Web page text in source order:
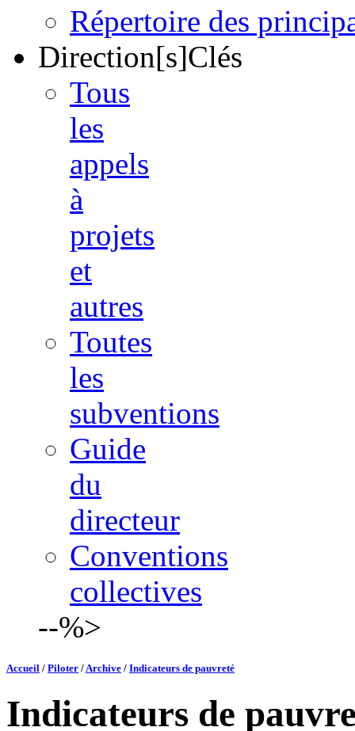
Répertoire des
Direction[s]Clés
Tous
les
appels
à
projets
et
autres
Toutes
les
subventions
Guide
du
directeur
Conventions
collectives
--%>
Accueil / Piloter /Archive / Indicateurs de pauvreté
Indicateurs de